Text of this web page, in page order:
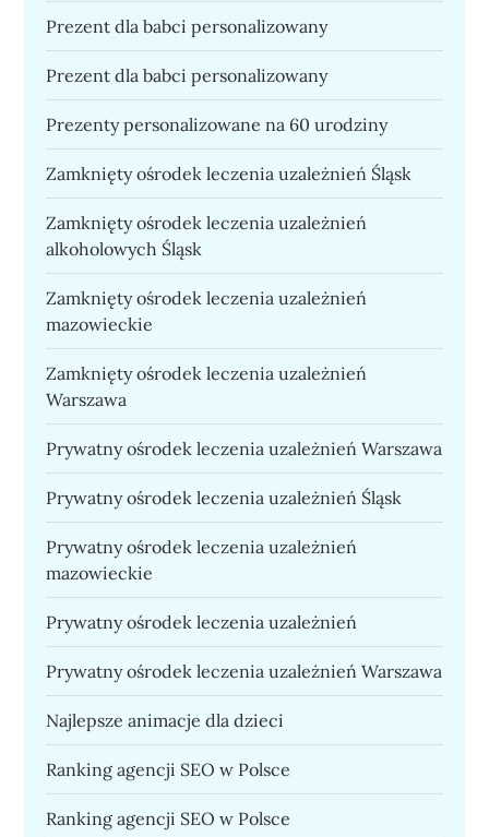
Prezent dla babci personalizowany
Prezent dla babci personalizowany
Prezenty personalizowane na 60 urodziny
Zamknięty ośrodek leczenia uzależnień Śląsk
Zamknięty ośrodek leczenia uzależnień
alkoholowych Śląsk
Zamknięty ośrodek leczenia uzależnień
mazowieckie
Zamknięty ośrodek leczenia uzależnień
Warszawa
Prywatny ośrodek leczenia uzależnień Warszawa
Prywatny ośrodek leczenia uzależnień Śląsk
Prywatny ośrodek leczenia uzależnień
mazowieckie
Prywatny ośrodek leczenia uzależnień
Prywatny ośrodek leczenia uzależnień Warszawa
Najlepsze animacje dla dzieci
Ranking agencji SEO w Polsce
Ranking agencji SEO w Polsce